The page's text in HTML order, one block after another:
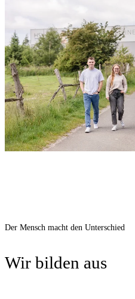
Der Mensch macht den Unterschied
Wir bilden aus